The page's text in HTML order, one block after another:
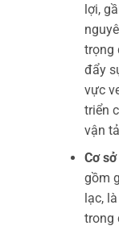
lợi,
trọng
đẩy
vực
triển
vận
Cơ
gồm
lạc,
trong